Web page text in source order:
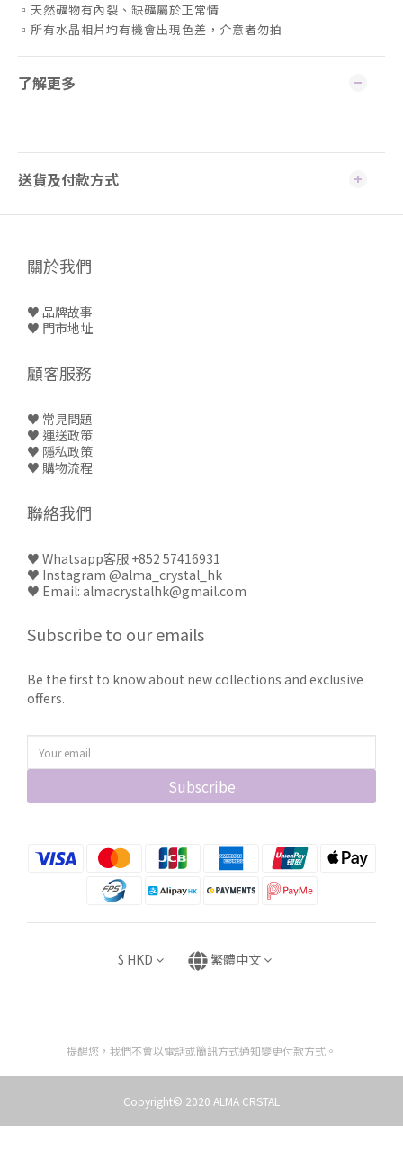
▫️天然礦物有內裂、缺礦屬於正常情
▫️所有水晶相片均有機會出現色差，介意者勿拍
了解更多
送貨及付款方式
關於我們
♥ 品牌故事
♥ 門市地址
顧客服務
♥ 常見問題
♥ 運送政策
♥ 隱私政策
♥ 購物流程
聯絡我們
♥ Whatsapp客服 +852 57416931
♥ Instagram @alma_crystal_hk
♥ Email: almacrystalhk@gmail.com
Subscribe to our emails
Be the first to know about new collections and exclusive
offers.
Subscribe
$ HKD 繁體中文
提醒您，我們不會以電話或簡訊方式通知變更付款方式。
Copyright© 2020 ALMA CRSTAL